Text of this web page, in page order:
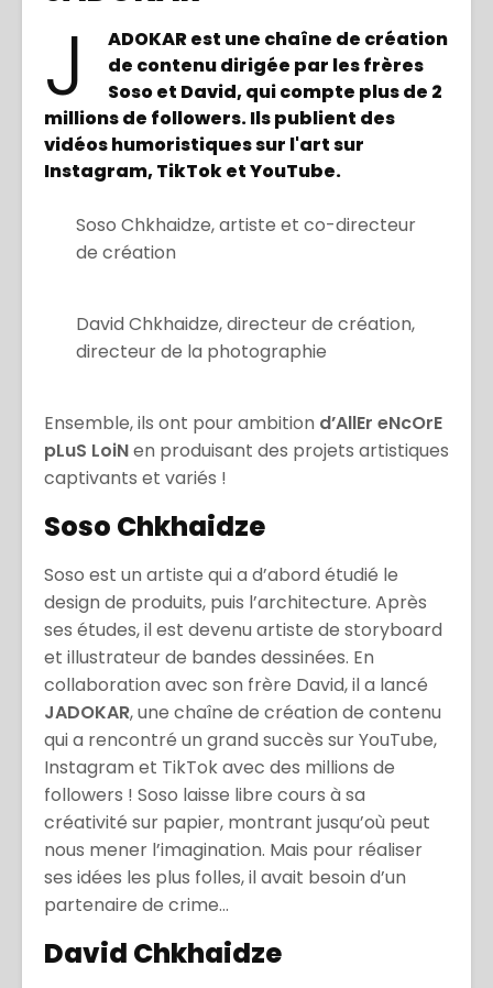
J
ADOKAR est une chaîne de création
de contenu dirigée par les frères
Soso et David, qui compte plus de 2
millions de followers. Ils publient des
vidéos humoristiques sur l'art sur
Instagram, TikTok et YouTube.
Soso Chkhaidze, artiste et co-directeur
de création
David Chkhaidze, directeur de création,
directeur de la photographie
Ensemble, ils ont pour ambition d’AllEr eNcOrE
pLuS LoiNen produisant des projets artistiques
captivants et variés !
Soso Chkhaidze
Soso est un artiste qui a d’abord étudié le
design de produits, puis l’architecture. Après
ses études, il est devenu artiste de storyboard
et illustrateur de bandes dessinées. En
collaboration avec son frère David, il a lancé
JADOKAR, une chaîne de création de contenu
qui a rencontré un grand succès sur YouTube,
Instagram et TikTok avec des millions de
followers ! Soso laisse libre cours à sa
créativité sur papier, montrant jusqu’où peut
nous mener l’imagination. Mais pour réaliser
ses idées les plus folles, il avait besoin d’un
partenaire de crime…
David Chkhaidze